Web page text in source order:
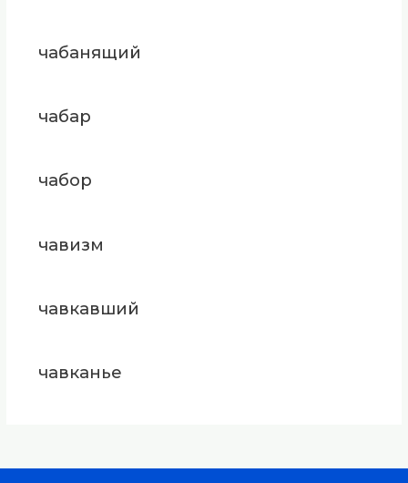
чабанящий
чабар
чабор
чавизм
чавкавший
чавканье